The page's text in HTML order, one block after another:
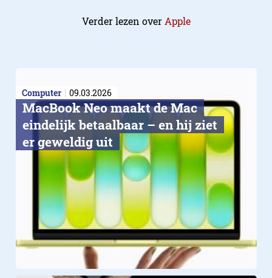
Verder lezen over Apple
Computer 09.03.2026
MacBook Neo maakt de Mac
eindelijk betaalbaar – en hij ziet
er geweldig uit